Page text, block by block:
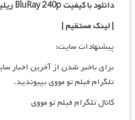
دانلود با کیفیت BluRay 240p ریلیز F2M
| لینک مستقیم|
پیشنهادات سایت:
برای باخبر شدن از آخرین اخبار
تلگرام فیلم تو مووی بپیوندید.
کانال تلگرام فیلم تو مووی